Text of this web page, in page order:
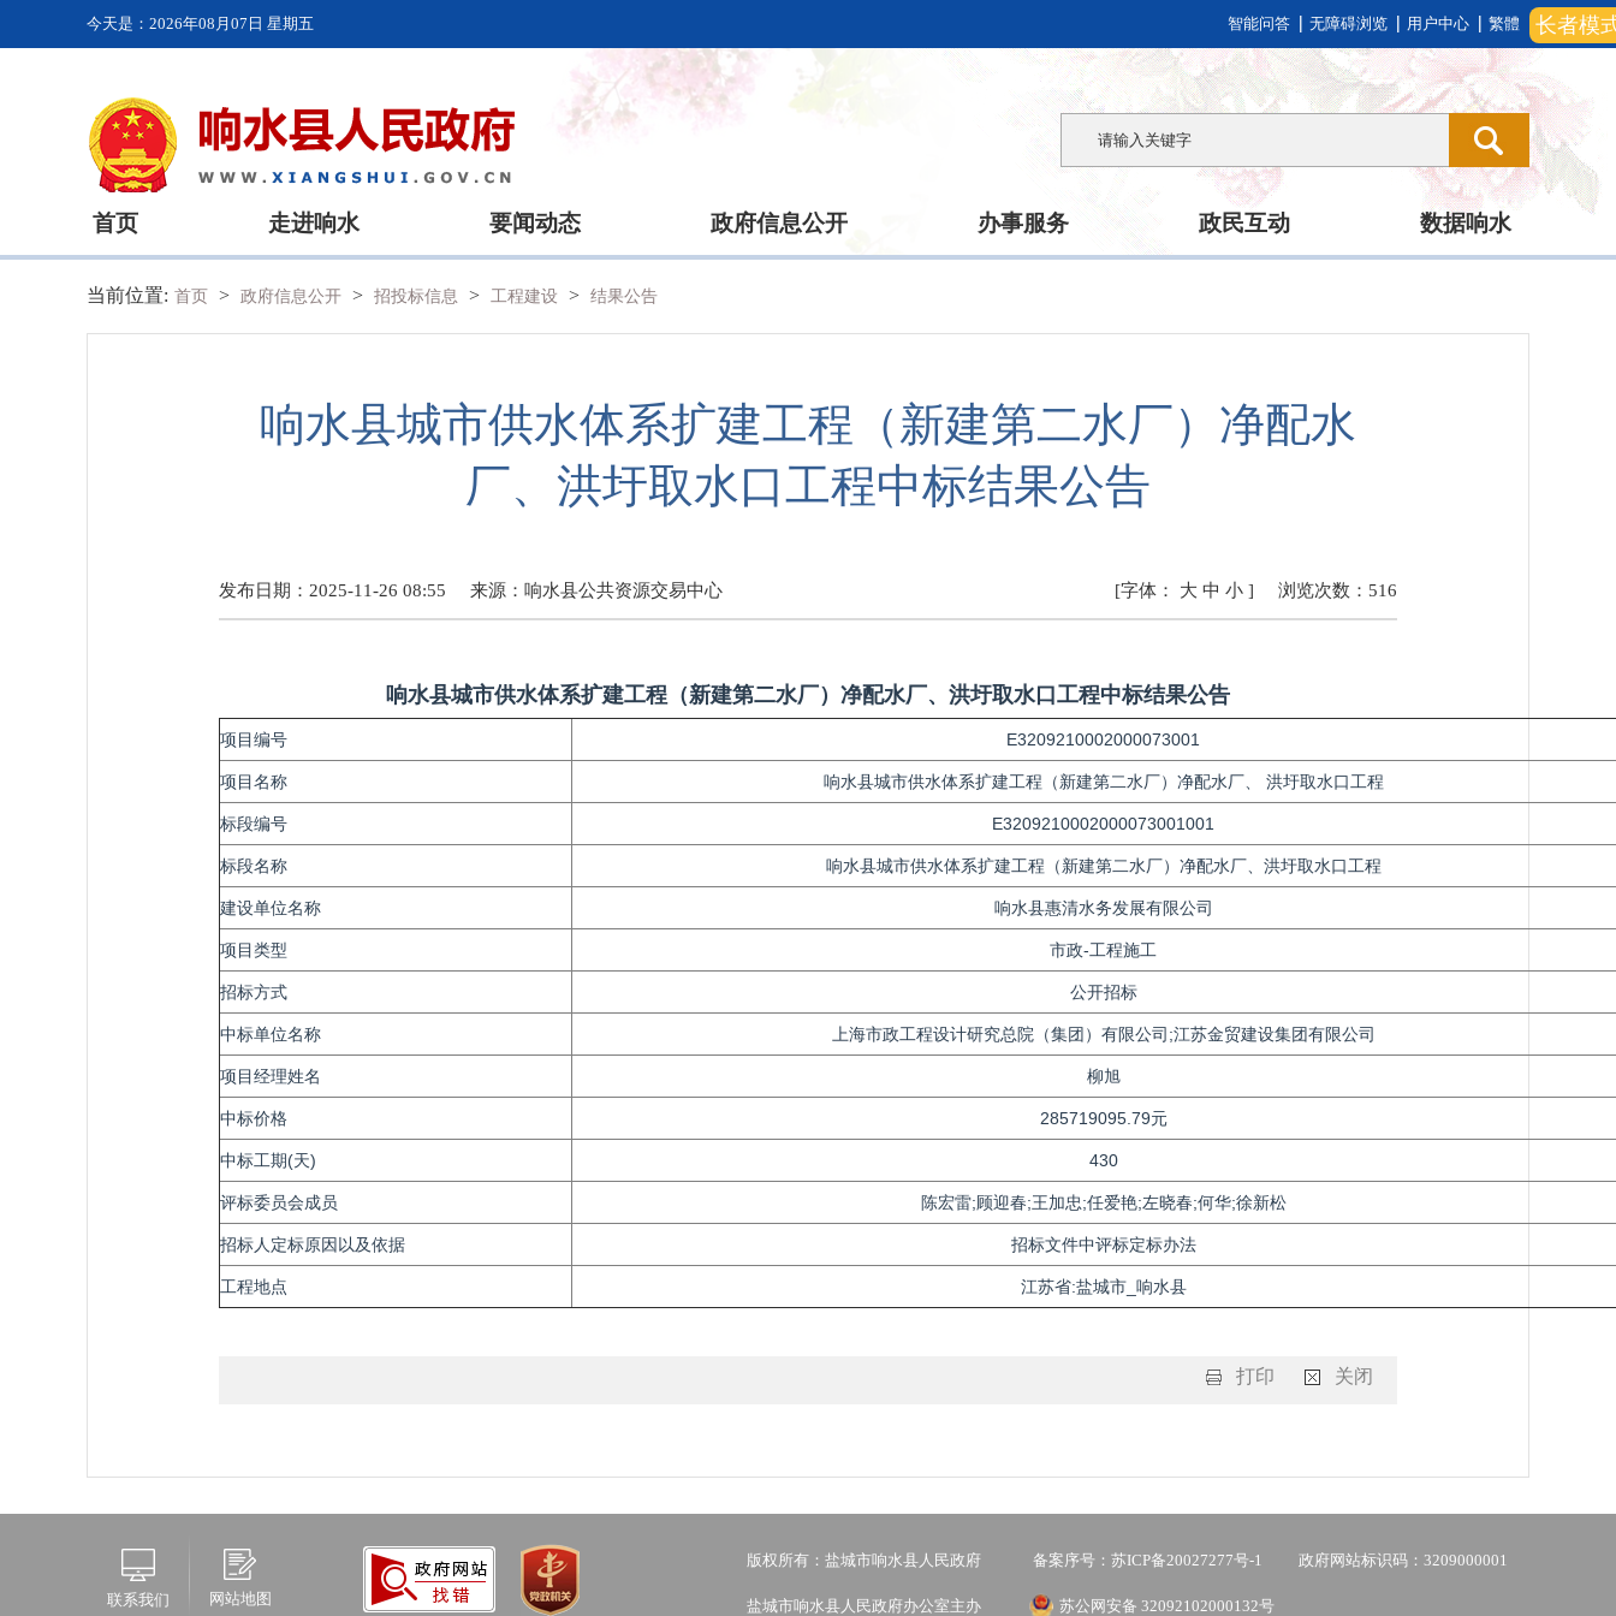
长者模
今天是： 2026年08月07日 星期五 智能问答 无障碍浏览 用户中心 繁體
首页 走进响水 要闻动态 政府信息公开 办事服务 政民互动 数据响水
当前位置: 首页 > 政府信息公开 > 招投标信息 > 工程建设 > 结果公告
响水县城市供水体系扩建工程（新建第二水厂）净配水
厂、洪圩取水口工程中标结果公告
发布日期：2025-11-26 08:55 来源： 响水县公共资源交易中心 浏览次数： 516
[字体： 大 中 小 ]
响水县城市供水体系扩建工程（新建第二水厂）净配水厂、洪圩取水口工程中标结果公告
项目编号 E3209210002000073001
项目名称 响水县城市供水体系扩建工程（新建第二水厂）净配水厂、 洪圩取水口工程
标段编号 E3209210002000073001001
标段名称 响水县城市供水体系扩建工程（新建第二水厂）净配水厂、洪圩取水口工程
建设单位名称 响水县惠清水务发展有限公司
项目类型 市政-工程施工
招标方式 公开招标
中标单位名称 上海市政工程设计研究总院（集团）有限公司;江苏金贸建设集团有限公司
项目经理姓名 柳旭
中标价格 285719095.79元
中标工期(天) 430
评标委员会成员 陈宏雷;顾迎春;王加忠;任爱艳;左晓春;何华;徐新松
招标人定标原因以及依据 招标文件中评标定标办法
工程地点 江苏省:盐城市_响水县
打印 关闭
联系我们 网站地图
版权所有：盐城市响水县人民政府 备案序号：苏ICP备20027277号-1 政府网站标识码：3209000001
盐城市响水县人民政府办公室主办 苏公网安备 32092102000132号